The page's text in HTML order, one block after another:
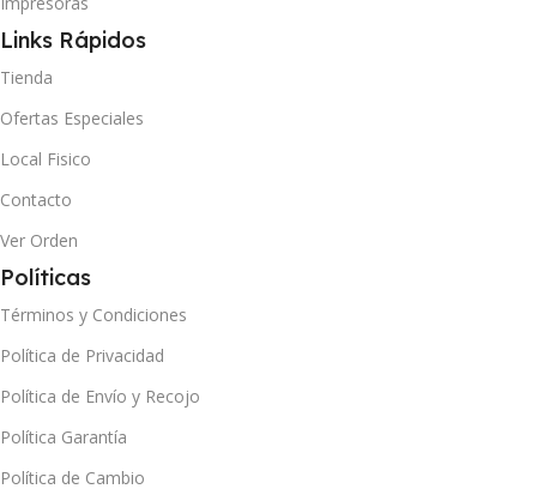
Links Rápidos
Tienda
Ofertas Especiales
Local Fisico
Contacto
Ver Orden
Políticas
Términos y Condiciones
Política de Privacidad
Política de Envío y Recojo
Política Garantía
Política de Cambio